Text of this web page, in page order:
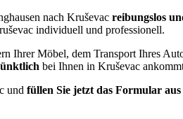
nach Kruševac reibungslos
individuell und professionell.
Ihrer Möbel, dem Transport Ihres
bei Ihnen in Kruševac
und füllen Sie jetzt das Formular aus